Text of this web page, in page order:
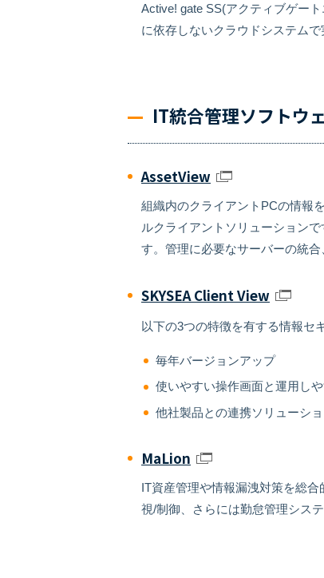
Active! gate SS(アクティブゲー
に依存しないクラウドシステム
IT統合管理ソフトウ
AssetView
組織内のクライアントPCの情報
ルクライアントソリューション
す。管理に必要なサーバーの統
SKYSEA Client View
以下の3つの特徴を有する情報セ
毎年バージョンアップ
使いやすい操作画面と運用し
他社製品との連携ソリューシ
MaLion
IT資産管理や情報漏洩対策を総
視/制御、さらには勤怠管理シス